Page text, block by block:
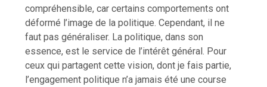
compréhensible, car certains comportements ont
déformé l’image de la politique. Cependant, il ne
faut pas généraliser. La politique, dans son
essence, est le service de l’intérêt général. Pour
ceux qui partagent cette vision, dont je fais partie,
l’engagement politique n’a jamais été une course